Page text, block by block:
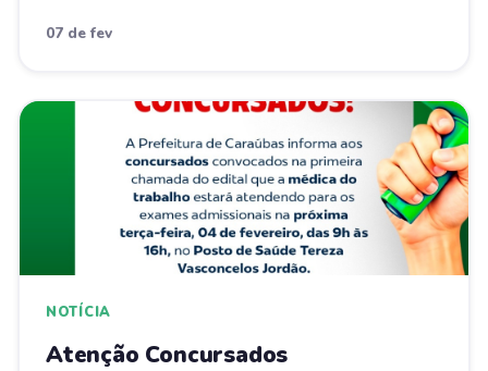
07 de fev
NOTÍCIA
Atenção Concursados